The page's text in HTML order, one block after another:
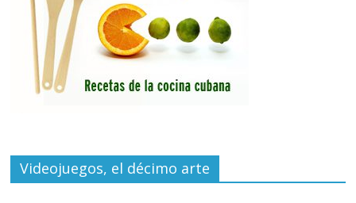
Videojuegos, el décimo arte